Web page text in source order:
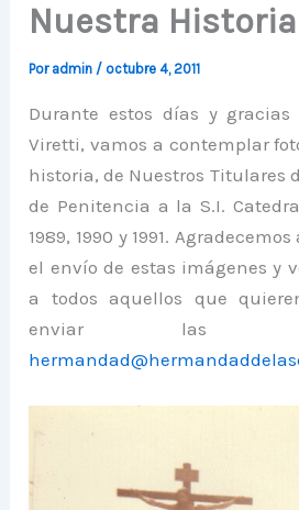
Nuestra Historia
Por admin / octubre 4, 2011
Durante estos días y
Viretti, vamos a contemplar
historia, de Nuestros Titulares
de Penitencia a la S.I.
1989, 1990 y 1991.
el envío de estas imágenes y
a todos aquellos que
enviar las